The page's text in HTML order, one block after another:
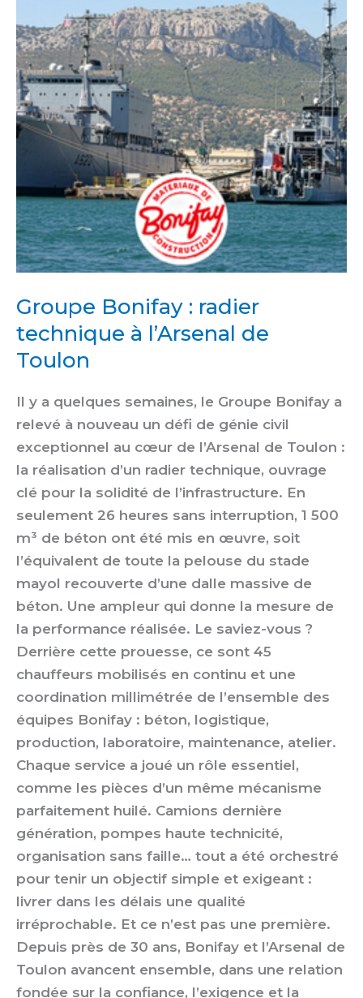
Groupe Bonifay : radier
technique à l’Arsenal de
Toulon
Il y a quelques semaines, le Groupe Bonifay a
relevé à nouveau un défi de génie civil
exceptionnel au cœur de l’Arsenal de Toulon :
la réalisation d’un radier technique, ouvrage
clé pour la solidité de l’infrastructure. En
seulement 26 heures sans interruption, 1 500
m³ de béton ont été mis en œuvre, soit
l’équivalent de toute la pelouse du stade
mayol recouverte d’une dalle massive de
béton. Une ampleur qui donne la mesure de
la performance réalisée. Le saviez-vous ?
Derrière cette prouesse, ce sont 45
chauffeurs mobilisés en continu et une
coordination millimétrée de l’ensemble des
équipes Bonifay : béton, logistique,
production, laboratoire, maintenance, atelier.
Chaque service a joué un rôle essentiel,
comme les pièces d’un même mécanisme
parfaitement huilé. Camions dernière
génération, pompes haute technicité,
organisation sans faille… tout a été orchestré
pour tenir un objectif simple et exigeant :
livrer dans les délais une qualité
irréprochable. Et ce n’est pas une première.
Depuis près de 30 ans, Bonifay et l’Arsenal de
Toulon avancent ensemble, dans une relation
fondée sur la confiance, l’exigence et la
radier
technique
à
l’Arsenal
de
Toulon